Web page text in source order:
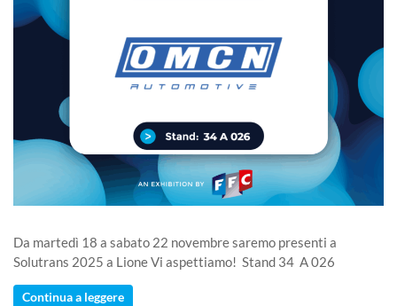
Da martedì 18 a sabato 22 novembre saremo presenti a
Solutrans 2025 a Lione Vi aspettiamo! Stand 34 A 026
Continua a leggere